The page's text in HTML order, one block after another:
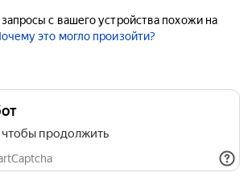
с вашего устройства похожи на
это могло произойти?
продолжить